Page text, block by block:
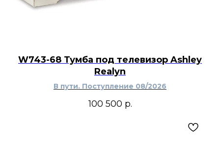
W743-68 Тумба под телевизор Ashley
Realyn
В пути. Поступление 08/2026
100 500 р.